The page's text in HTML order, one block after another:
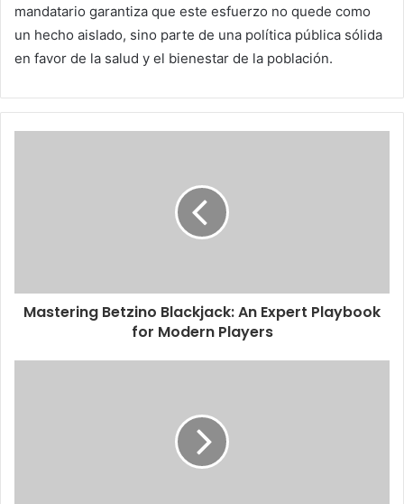
mandatario garantiza que este esfuerzo no quede como
un hecho aislado, sino parte de una política pública sólida
en favor de la salud y el bienestar de la población.
Mastering Betzino Blackjack: An Expert Playbook
for Modern Players